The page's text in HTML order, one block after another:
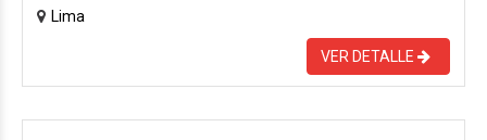
Lima
VER DETALLE